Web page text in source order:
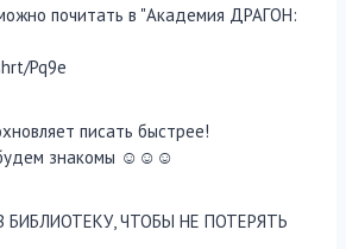
почитать в "Академия ДРАГОН:
Pq9e
писать быстрее!
знакомы ☺☺☺
БИБЛИОТЕКУ, ЧТОБЫ НЕ ПОТЕРЯТЬ